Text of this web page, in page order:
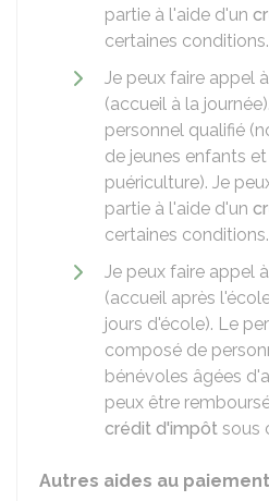
partie à l'aide d'un
certaines conditions.
Je peux faire appel
(accueil à la
personnel qualifié
de jeunes enfants
puériculture). Je
partie à l'aide d'un
certaines conditions.
Je peux faire appel
(accueil après
jours d'école). Le
composé de
bénévoles âgées
peux être
crédit d'impôt sous
Autres aides au